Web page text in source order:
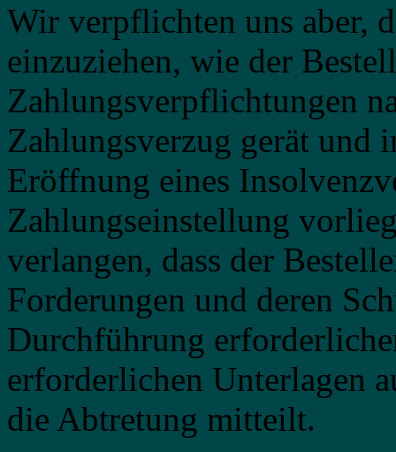
Wir verpflichten uns aber,
einzuziehen, wie der
Zahlungsverpflichtungen
Zahlungsverzug gerät und
Eröffnung eines
Zahlungseinstellung
verlangen, dass der
Forderungen und deren
Durchführung
erforderlichen Unterlagen
die Abtretung mitteilt.